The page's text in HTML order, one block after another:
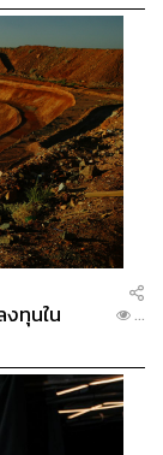
ทุนใน
...